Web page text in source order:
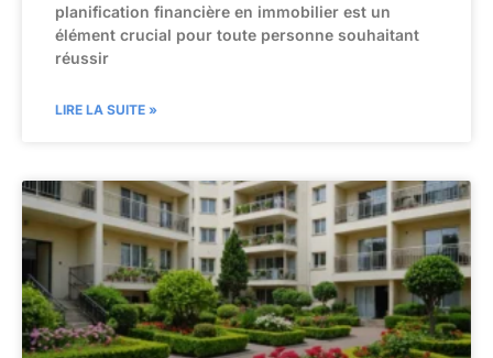
planification financière en immobilier est un
élément crucial pour toute personne souhaitant
réussir
LIRE LA SUITE »